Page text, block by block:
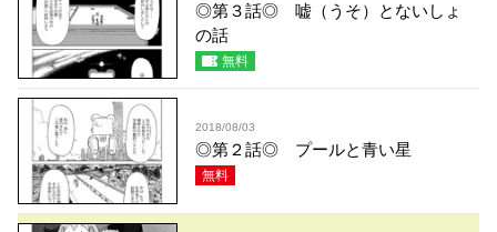
◎第３話◎ 嘘（うそ）とないしょ
の話
無料
2018/08/03
◎第２話◎ プールと青い星
無料